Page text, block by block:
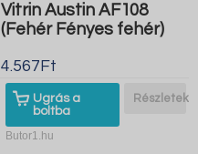
Vitrin Austin AF108
(Fehér Fényes fehér)
4.567Ft
Ugrás a
boltba
Részletek
Butor1.hu